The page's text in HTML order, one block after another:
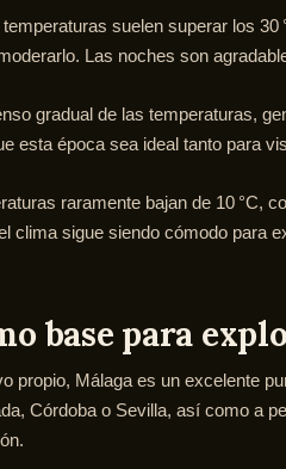
suelen superar los
Las noches son
gradual de las temperaturas,
esta época sea ideal tanto para
raramente bajan de 10 °C,
clima sigue siendo cómodo para
base para
propio, Málaga es un excelente
Córdoba o Sevilla, así como a